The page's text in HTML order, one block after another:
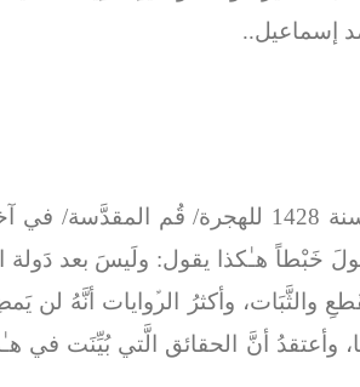
إسماعيل..
المتوفّىٰ سنة 413 للهجرة/ طبعةُ مؤسَّسةِ سعيد بن جبير/ الطبعةُ
ولَيسَ بعد دَولة
والثَّبَات، وأكثرُ الرﱢوايات أنَّهُ لن
وأعتقدُ أنَّ الحقائق الَّتي بُيِّنَت في